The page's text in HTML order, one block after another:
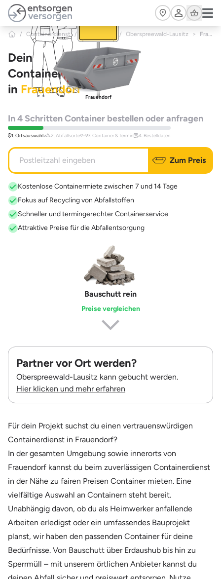
Zum Hauptinhalt springen
Cart
/ Containerdienst / / Oberspreewald-Lausitz > Frauendorf
Dein
Containerdienst
in Frauendorf
Frauendorf
In 4 Schritten Container bestellen oder anfragen
1. Ortsauswahl 2. Abfallsorte 3. Container & Termin 4. Bestelldaten
Zum Preis
Kostenlose Containermiete zwischen 7 und 14 Tage
Fokus auf Recycling von Abfallstoffen
Schneller und termingerechter Containerservice
Attraktive Preise für die Abfallentsorgung
Erdaushub
Preise vergleichen
Partner vor Ort werden?
Oberspreewald-Lausitz kann gebucht werden.
Hier klicken und mehr erfahren
Für dein Projekt suchst du einen vertrauenswürdigen
Containerdienst in Frauendorf?
In der gesamten Umgebung sowie innerorts von
Frauendorf kannst du beim zuverlässigen Containerdienst
in der Nähe zu fairen Preisen Container mieten. Eine
vielfältige Auswahl an Containern steht bereit.
Unabhängig davon, ob du als Heimwerker anfallende
Arbeiten erledigst oder ein umfassendes Bauprojekt
planst, wir haben den passenden Container für deine
Bedürfnisse. Von Bauschutt über Erdaushub bis hin zu
Sperrmüll – mit unserem örtlichen Anbieter kannst du